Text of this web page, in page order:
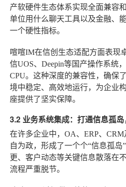
产软硬件生态体系实现全面兼容
单位用什么聊天工具以及金融、
一个硬性指标。
喧喧IM在信创生态适配方面表现
信UOS、Deepin等国产操作系统
CPU。这种深度的兼容性，确保
境中稳定、高效地运行，为企业
座提供了坚实保障。
3.2 业务系统集成：打通信息孤
在许多企业中，OA、ERP、
自为政，形成了一个个“信息孤岛
更、客户动态等关键信息散落在
流程严重脱节。